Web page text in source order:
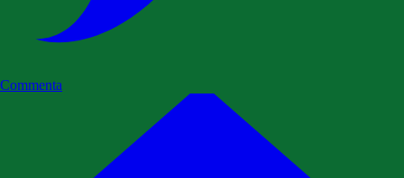
Commenta